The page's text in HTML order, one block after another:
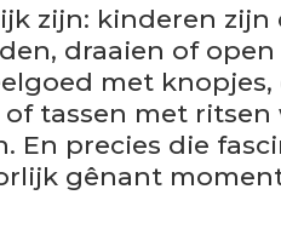
zijn: kinderen
draaien of
met
tassen met ritsen
En precies die
gênant